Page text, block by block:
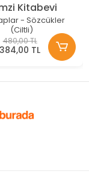
Kitabevi
- Sözcükler
(Ciltli)
480,00 TL
384,00 TL